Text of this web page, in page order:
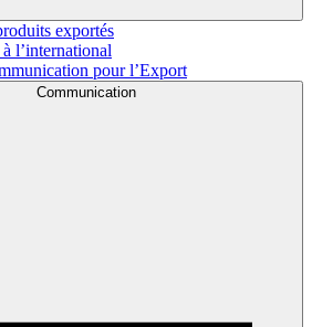
exportés
l’international
pour l’Export
Communication